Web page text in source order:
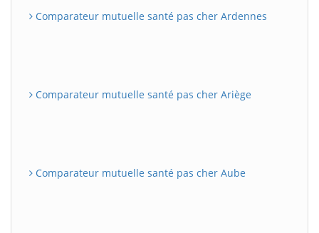
Comparateur mutuelle santé pas cher Ardennes
Comparateur mutuelle santé pas cher Ariège
Comparateur mutuelle santé pas cher Aube